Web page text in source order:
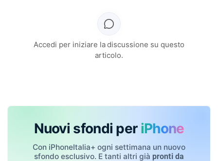
Accedi per iniziare la discussione su questo
articolo.
Nuovi sfondi per iPhone
Con iPhoneItalia+ ogni settimana un nuovo
sfondo esclusivo. E tanti altri già pronti da